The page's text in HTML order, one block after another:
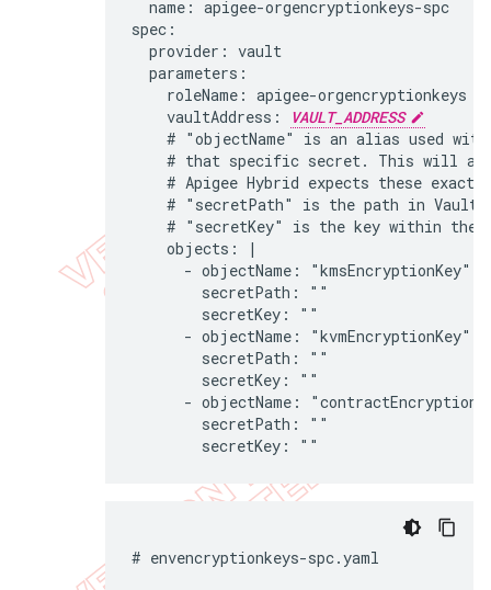
  name: apigee-orgencryptionkeys-spc
spec:
  provider: vault
  parameters:
    roleName: apigee-orgencryptionkeys
    vaultAddress:
VAULT_ADDRESS
# "objectName" is an alias used
# that specific secret. This will
# Apigee Hybrid expects these exact
# "secretPath" is the path in Vault
# "secretKey" is the key within the
    objects: |
      - objectName: "kmsEncryptionKey"
        secretPath: ""
        secretKey: ""
      - objectName: "kvmEncryptionKey"
        secretPath: ""
        secretKey: ""
- objectName:
        secretPath: ""
# envencryptionkeys-spc.yaml